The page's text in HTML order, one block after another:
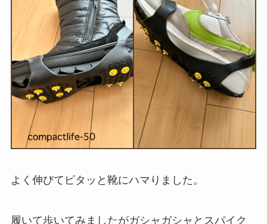
よく伸びてピタッと靴にハマりました。
履いて歩いてみましたがガシャガシャとスパイク